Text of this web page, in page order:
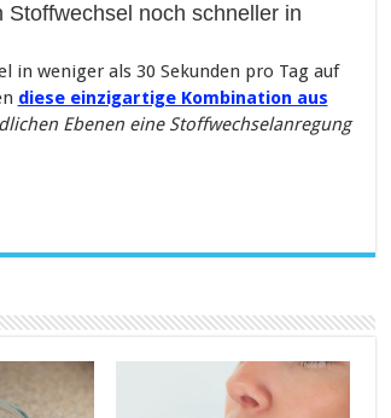
noch schneller in
in weniger als 30 Sekunden pro Tag auf
diese einzigartige Kombination aus
Ebenen eine Stoffwechselanregung